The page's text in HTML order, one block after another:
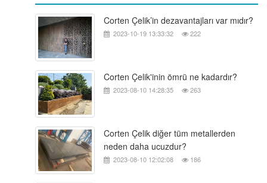
Corten Çelik’in dezavantajları var mıdır?
2023-10-19 13:33:32 222
Corten Çelik'inin ömrü ne kadardır?
2023-08-10 14:28:35 263
Corten Çelik diğer tüm metallerden
neden daha ucuzdur?
2023-08-10 12:02:08 186